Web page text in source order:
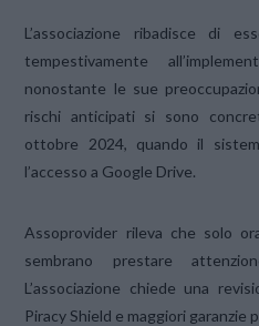
L’associazione ribadisce di
tempestivamente
nonostante le sue
rischi anticipati si sono
ottobre 2024, quando il
l’accesso a Google Drive.
Assoprovider rileva che solo
sembrano prestare
L’associazione chiede una
Piracy Shield e maggiori